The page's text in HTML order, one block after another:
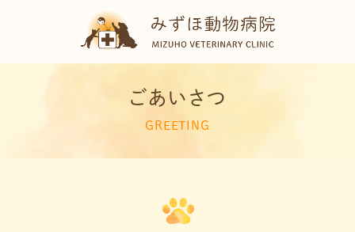
ごあいさつ
GREETING